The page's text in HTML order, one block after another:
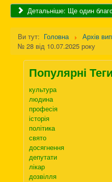
Детальніше: Ще один
Ви тут: Головна
Архів
№ 28 від 10.07.2025 року
Популярні Теги
культура
людина
професія
історія
політика
свято
досягнення
депутати
лікар
дозвілля